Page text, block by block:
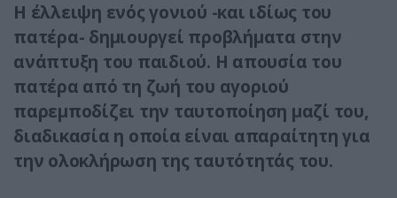
Η έλλειψη ενός γονιού -και ιδίως του
πατέρα- δημιουργεί προβλήματα στην
ανάπτυξη του παιδιού. Η απουσία του
πατέρα από τη ζωή του αγοριού
παρεμποδίζει την ταυτοποίηση μαζί του,
διαδικασία η οποία είναι απαραίτητη για
την ολοκλήρωση της ταυτότητάς του.